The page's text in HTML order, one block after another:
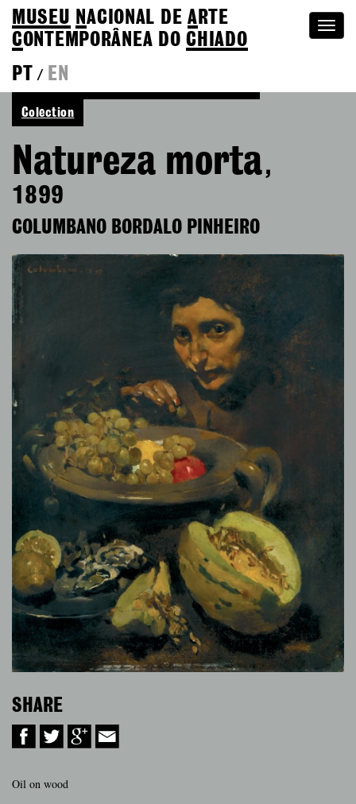
MUSEU NACIONAL DEA RTE
CONTEMPORÂNEA DOCHIADO
PT
/ EN
Colection
Natureza morta,
1899
COLUMBANO BORDALO PINHEIRO
SHARE
Oil on wood